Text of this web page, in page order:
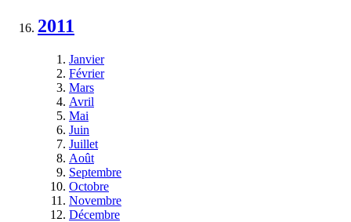
2011
Janvier
Février
Mars
Avril
Mai
Juin
Juillet
Août
Septembre
Octobre
Novembre
Décembre